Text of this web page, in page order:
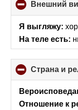
Внешний
Я выгляжу:
На теле есть:
Страна и
Отношение к